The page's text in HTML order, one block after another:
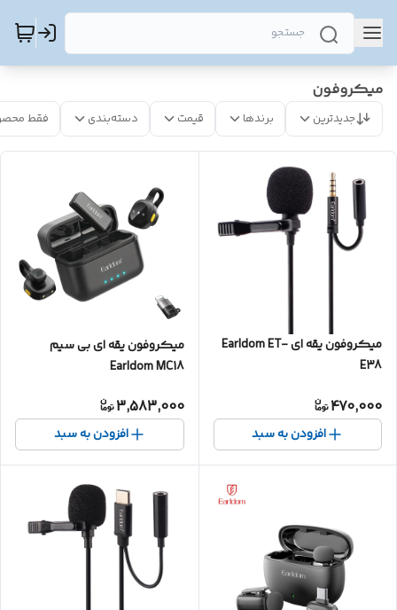
میکروفون
جدیدترین برندها قیمت دسته‌بندی فقط
میکروفون یقه ای Earldom ET-
E38
470,000
افزودن به سبد
میکروفون یقه ای بی سیم
Earldom MC18
3,583,000
افزودن به سبد